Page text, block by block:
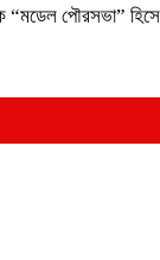
“মডেল পৌরসভা”